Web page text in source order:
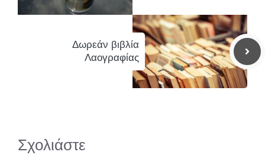
Δωρεάν βιβλία
Λαογραφίας
Σχολιάστε